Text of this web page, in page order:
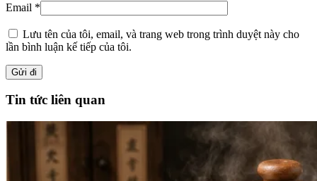
Email *
Lưu tên của tôi, email, và trang web trong trình duyệt này cho
lần bình luận kế tiếp của tôi.
Tin tức liên quan